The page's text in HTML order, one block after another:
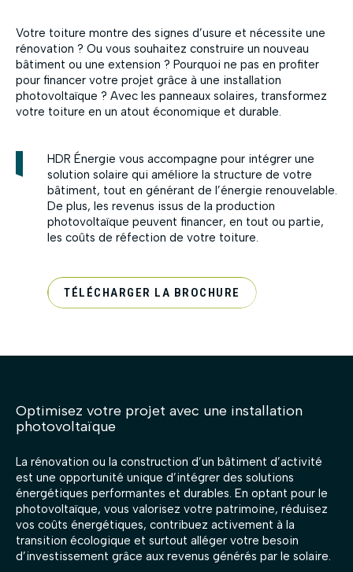
Votre toiture montre des signes d’usure et nécessite une
rénovation ? Ou vous souhaitez construire un nouveau
bâtiment ou une extension ? Pourquoi ne pas en profiter
pour financer votre projet grâce à une installation
photovoltaïque ? Avec les panneaux solaires, transformez
votre toiture en un atout économique et durable.
HDR Énergie vous accompagne pour intégrer une
solution solaire qui améliore la structure de votre
bâtiment, tout en générant de l’énergie renouvelable.
De plus, les revenus issus de la production
photovoltaïque peuvent financer, en tout ou partie,
les coûts de réfection de votre toiture.
TÉLÉCHARGER LA BROCHURE
Optimisez votre projet avec une installation
photovoltaïque
La rénovation ou la construction d’un bâtiment d’activité
est une opportunité unique d’intégrer des solutions
énergétiques performantes et durables. En optant pour le
photovoltaïque, vous valorisez votre patrimoine, réduisez
vos coûts énergétiques, contribuez activement à la
transition écologique et surtout alléger votre besoin
d’investissement grâce aux revenus générés par le solaire.